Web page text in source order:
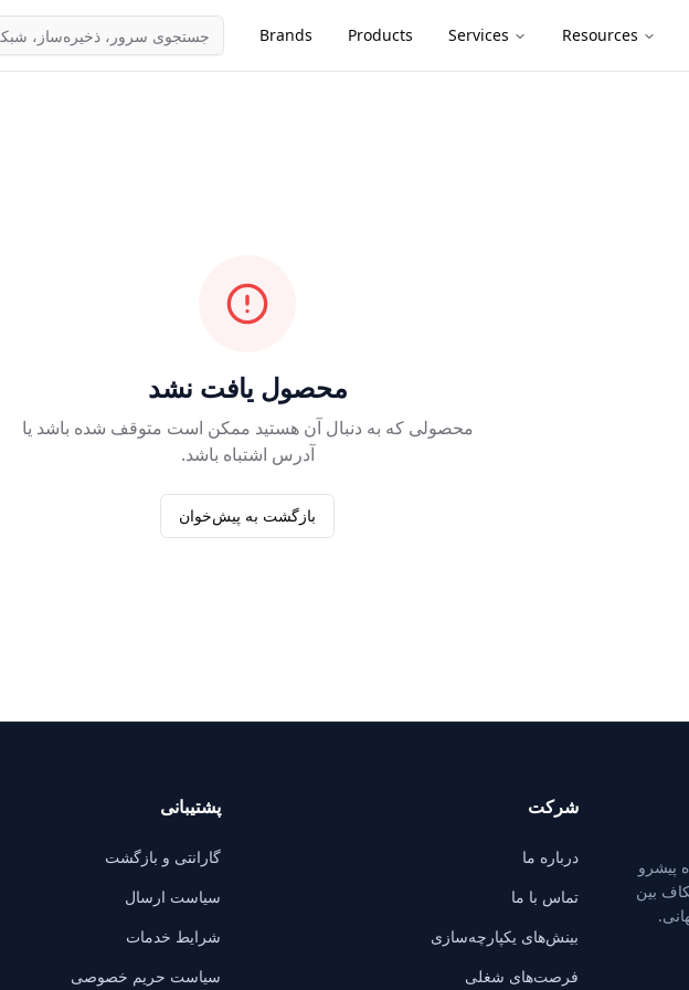
Brands Products Services Resources
محصول یافت نشد
محصولی که به دنبال آن هستید ممکن است متوقف شده باشد یا
آدرس اشتباه باشد.
بازگشت به پیش‌خوان
پیشرو
بین
شرکت
درباره ما
تماس با ما
بینش‌های یکپارچه‌سازی
فرصت‌های شغلی
پشتیبانی
گارانتی و بازگشت
سیاست ارسال
شرایط خدمات
سیاست حریم خصوصی